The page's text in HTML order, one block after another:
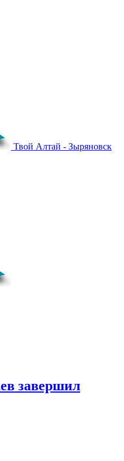
Твой Алтай - Зыряновск
завершил